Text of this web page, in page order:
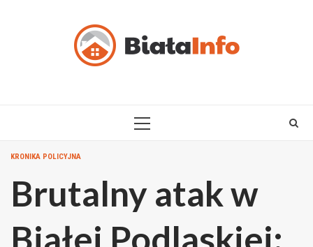
PRIMARY
KRONIKA POLICYJNA
Brutalny atak w
Białej Podlaskiej: